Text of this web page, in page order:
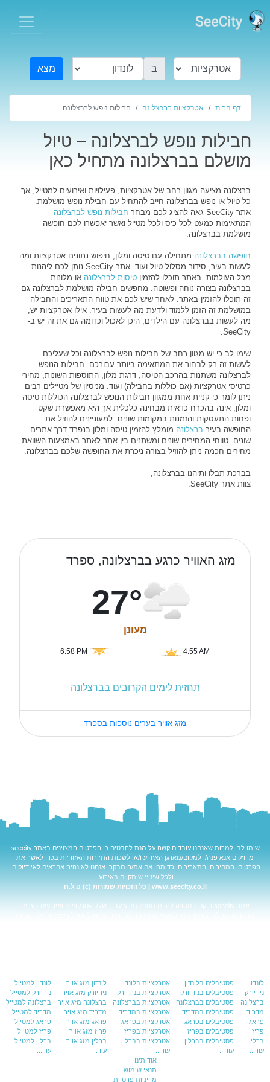
ב מצא
דף הבית אטרקציות בברצלונה חבילות נופש לברצלונה
חבילות נופש לברצלונה – טיול
מושלם בברצלונה מתחיל כאן
ברצלונה מציעה מגוון רחב של אטרקציות, פעילויות ואירועים למטייל, אך
כל טיול או נופש בברצלונה חייב להתחיל עם חבילת נופש מושלמת.
אתר SeeCity גאה להציג לכם מבחר
חבילות נופש לברצלונה
המתאימות כמעט לכל כיס ולכל מטייל ואשר יאפשרו לכם חופשה
מושלמת בברצלונה.
חופשה בברצלונה מתחילה עם טיסה ומלון, חיפוש נתונים אטרקציות ומה
לעשות בעיר, סידור מסלול טיול ועוד. אתר SeeCity נותן לכם ליהנות
מכל העולמות. באתר תוכלו להזמין טיסות לברצלונה או מלונות
בברצלונה בצורה נוחה ופשוטה. מחפשים חבילה מושלמת לברצלונה גם
זה תוכלו להזמין באתר. לאחר שיש לכם את טווח התאריכים והחבילה
במושלמת זה הזמן ללמוד ולדעת מה לעשות בעיר. אילו אטרקציות יש,
מה לעשות בברצלונה עם הילדים, היכן לאכול וכדומה גם את זה יש ב-
SeeCity.
שימו לב כי יש מגוון רחב של חבילות נופש לברצלונה וכל שעליכם
לעשות זה רק לבחור את המתאימה ביותר עבורכם. חבילות הנופש
לברצלונה משתנות בהרכב הטיסה, דרגת מלון, התוספות השונות, מחירי
כרטיסי אטרקציות (אם כוללות בחבילה) ועוד. מניסיון של מטיילים רבים
ניתן לומר כי קניית אחת ממגוון חבילות הנופש לברצלונה הכוללות טיסה
ומלון, אינה בהכרח כדאית מבחינה כלכלית אך היא מאפשרת שקט
ופחות התעסקות והזמנות במקומות שונים. למעוניינים להוזיל את
החופשה בעיר ברצלונה מומלץ להזמין טיסה ומלון בנפרד דרך אתרים
שונים. טווחי המחירים שונים ומשתנים בין אתר לאתר באמצעות השוואת
מחירים חכמה ניתן להוזיל בצורה ניכרת את החופשה שלכם בברצלונה.
בברכת תבלו ותיהנו בברצלונה,
צוות אתר SeeCity.
מזג האוויר כרגע בברצלונה, ספרד
27°
מעונן
6:58 PM 4:55 AM
תחזית לימים הקרובים בברצלונה
מזג אוויר בערים נוספות בספרד
שימו לב, למרות שאנחנו עובדים קשה על מנת להבטיח כי הפרטים המצוינים באתרseecity
מדויקים אנא פנה/י למקום/מארגן האירוע ו/או לשכות התיירות האזוריות בכדי לאשר את
הפרטים, המחירים, התאריכים וכדומה, אם את/ה מבקר. אנחנו לא נהיה אחראים לאי דיוקים,
ולכל שינויי שיתקיים באירוע.
www.seecity.co.il | כל הזכויות שמורות (c) ט.ל.ח
אתר seecity הוקם במטרה להיות תחנת מידע עבור שלל אטרקציות ואירועים בערים
לונדון
ניו-יורק
ברצלונה
מדריד
פראג
פריז
ברלין
עוד...
פסטיבלים בלונדון
פסטיבלים בניו-יורק
פסטיבלים בברצלונה
פסטיבלים במדריד
פסטיבלים בפראג
פסטיבלים בפריז
פסטיבלים בברלין
עוד...
אטרקציות בלונדון
אטרקציות בניו-יורק
אטרקציות בברצלונה
אטרקציות במדריד
אטרקציות בפראג
אטרקציות בפריז
אטרקציות בברלין
עוד...
לונדון מזג אויר
ניו-יורק מזג אויר
ברצלונה מזג אויר
מדריד מזג אויר
פראג מזג אויר
פריז מזג אויר
ברלין מזג אויר
עוד...
לונדון למטייל
ניו-יורק למטייל
ברצלונה למטייל
מדריד למטייל
פראג למטייל
פריז למטייל
ברלין למטייל
עוד...
אודותינו
תנאי שימוש
מדיניות פרטיות